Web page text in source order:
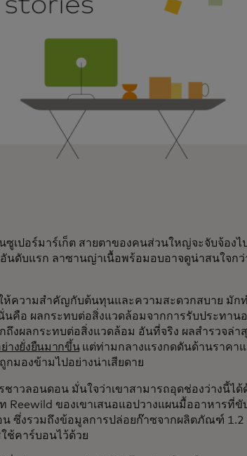
นซูเปอร์มาร์เก็ต สายตาของคนส่วนใหญ่จะจับจ้อง
อันดับแรก ลาซานญ่าเนื้อพร้อมอบอาจดูน่าสนใจกว่
ห้ความสำคัญกับต้นทุนและความสะดวกสบาย มัก
นคือ ผลกระทบต่อสิ่งแวดล้อมจากการรับประทาน
งผลกระทบต่อสิ่งแวดล้อม อันที่จริง ผลสำรวจล่า
างยั่งยืนมากขึ้นแต่ท่ามกลางแรงกดดันด้านราคา
กมองข้ามไปอย่างน่าเสียดาย
ชาวลอนดอน มั่นใจว่าเขาสามารถอุดช่องว่างนี้ได้
Reewild ของเขาเสนอแอปวางแผนมื้ออาหารที่ขั
ซึ่งรวมถึงข้อมูลการปล่อยก๊าซจากผลิตภัณฑ์ 1.2
ช้คาร์บอนไว้ด้วย